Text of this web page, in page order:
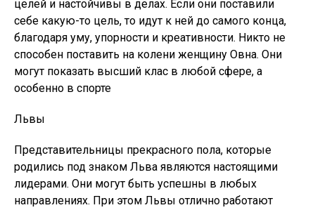
целей и настойчивы в делах. Если они поставили
себе какую-то цель, то идут к ней до самого конца,
благодаря уму, упорности и креативности. Никто не
способен поставить на колени женщину Овна. Они
могут показать высший клас в любой сфере, а
особенно в спорте
Львы
Представительницы прекрасного пола, которые
родились под знаком Льва являются настоящими
лидерами. Они могут быть успешны в любых
направлениях. При этом Львы отлично работают